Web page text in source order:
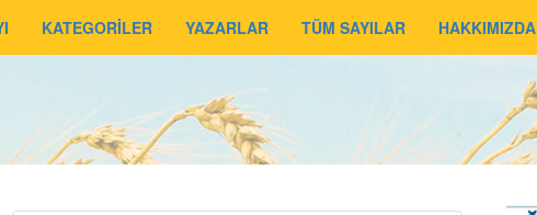
KATEGORİLER YAZARLAR TÜM SAYILAR HAKKIMIZDA